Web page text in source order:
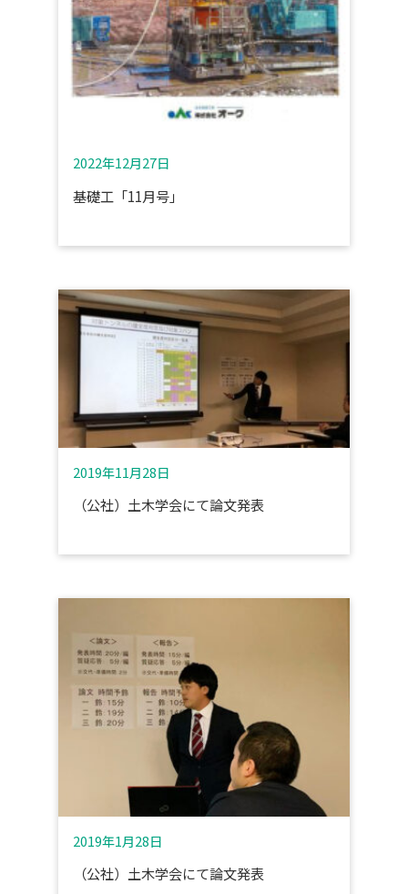
2022年12月27日
基礎工「11月号」
2019年11月28日
（公社）土木学会にて論文発表
2019年1月28日
（公社）土木学会にて論文発表